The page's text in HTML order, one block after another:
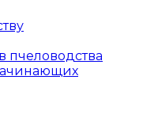
пчеловодства